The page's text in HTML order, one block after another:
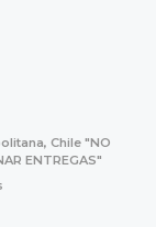
Chile "NO
ENTREGAS"